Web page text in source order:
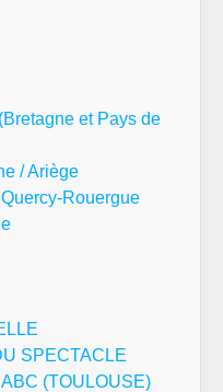
et Pays de
/ Ariège
Rouergue
SPECTACLE
(TOULOUSE)